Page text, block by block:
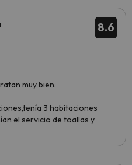
8.6
muy bien.
3 habitaciones
el servicio de toallas y